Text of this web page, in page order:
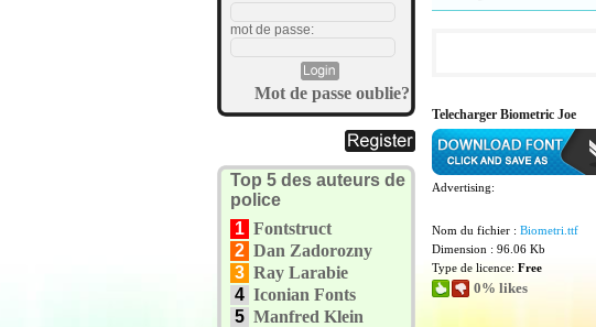
mot de passe:
Mot de passe oublie?
Top 5 des auteurs de
police
1 Fontstruct
2 Dan Zadorozny
3 Ray Larabie
4 Iconian Fonts
5 Manfred Klein
Telecharger Biometric Joe
Advertising:
Nom du fichier : Biometri.ttf
Dimension : 96.06 Kb
Type de licence: Free
0% likes